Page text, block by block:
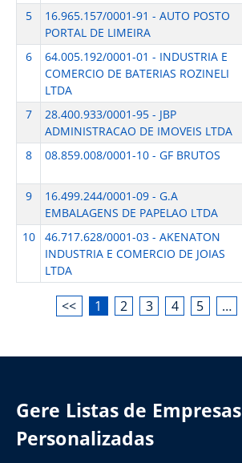
5
16.965.157/0001-91 - AUTO POSTO
PORTAL DE LIMEIRA
6
64.005.192/0001-01 - INDUSTRIA E
COMERCIO DE BATERIAS ROZINELI
LTDA
7
28.400.933/0001-95 - JBP
ADMINISTRACAO DE IMOVEIS LTDA
8
08.859.008/0001-10 - GF BRUTOS
9
16.499.244/0001-09 - G.A
EMBALAGENS DE PAPELAO LTDA
10
46.717.628/0001-03 - AKENATON
INDUSTRIA E COMERCIO DE JOIAS
LTDA
<< 1 2 3 4 5 …
Gere Listas de Empresas
Personalizadas